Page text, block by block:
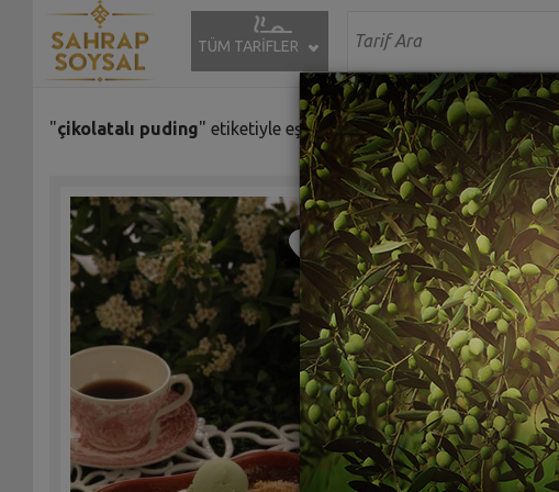
TÜM TARİFLER
"çikolatalı puding" etiketiyle eşleşen (1) tarif bulundu.